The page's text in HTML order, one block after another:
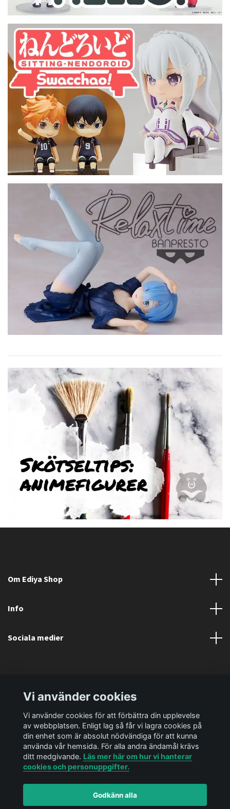
Om Ediya Shop
Info
Sociala medier
© 2026 Ediya Shop ABPowered by Quickbutik
Vi använder cookies
Vi använder cookies för att förbättra din upplevelse
av webbplatsen. Enligt lag så får vi lagra cookies på
din enhet som är absolut nödvändiga för att kunna
använda vår hemsida. För alla andra ändamål krävs
ditt medgivande. Läs mer här om hur vi hanterar
cookies och personuppgifter.
Godkänn alla